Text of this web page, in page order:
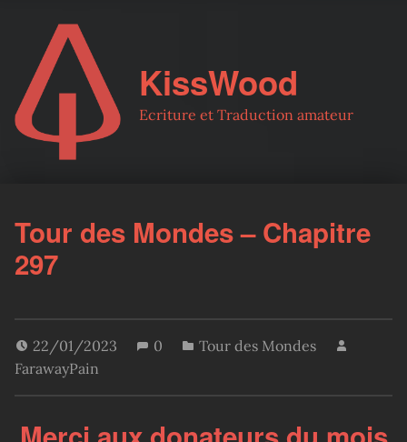
KissWood
Ecriture et Traduction amateur
Tour des Mondes – Chapitre
297
22/01/2023 0
Tour des Mondes
FarawayPain